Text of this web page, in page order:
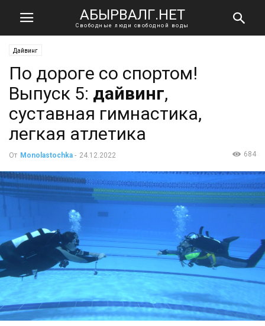
АБЫРВАЛГ.НЕТ
Свободные люди свободной воды
Дайвинг
По дороге со спортом!
Выпуск 5: дайвинг,
суставная гимнастика,
легкая атлетика
От Monolastochka - 24.12.2022 684